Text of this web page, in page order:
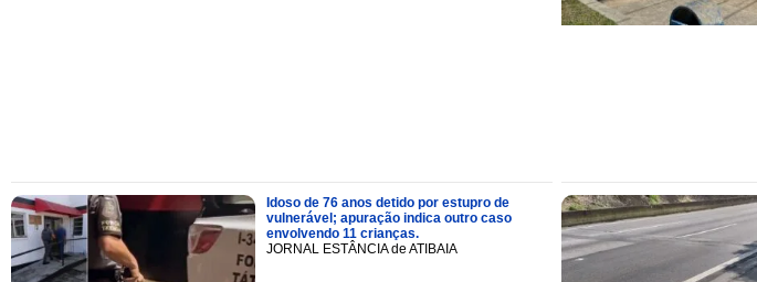
Idoso de 76 anos detido por estupro de
vulnerável; apuração indica outro caso
envolvendo 11 crianças.
JORNAL ESTÂNCIA de ATIBAIA